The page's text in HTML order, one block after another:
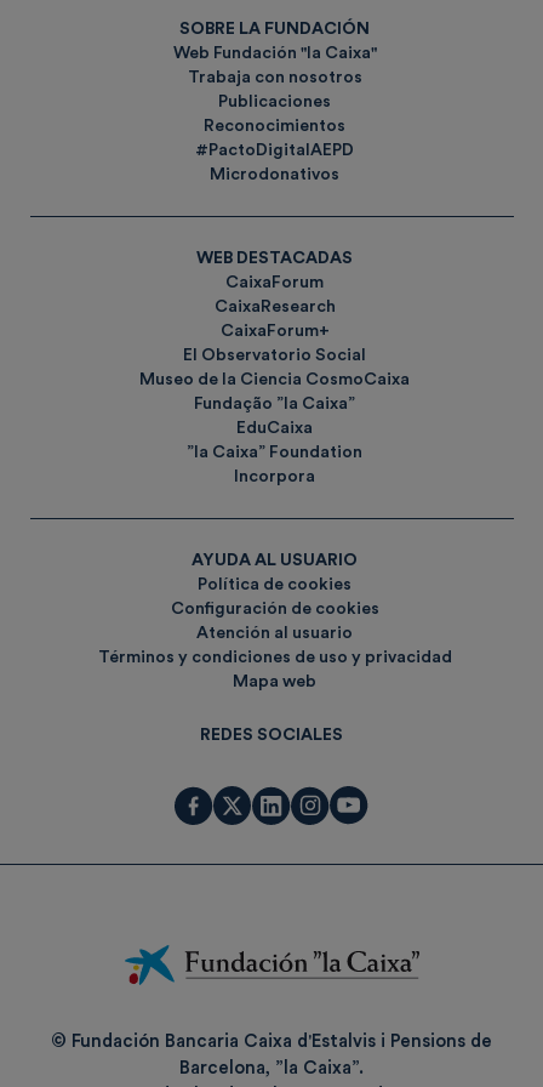
SOBRE LA FUNDACIÓN
Web Fundación "la Caixa"
Trabaja con nosotros
Publicaciones
Reconocimientos
#PactoDigitalAEPD
Microdonativos
WEB DESTACADAS
CaixaForum
CaixaResearch
CaixaForum+
El Observatorio Social
Museo de la Ciencia CosmoCaixa
Fundação ”la Caixa”
EduCaixa
”la Caixa” Foundation
Incorpora
AYUDA AL USUARIO
Política de cookies
Configuración de cookies
Atención al usuario
Términos y condiciones de uso y privacidad
Mapa web
REDES SOCIALES
Fundación
La
© Fundación Bancaria Caixa d'Estalvis i Pensions de
Barcelona, ”la Caixa”.